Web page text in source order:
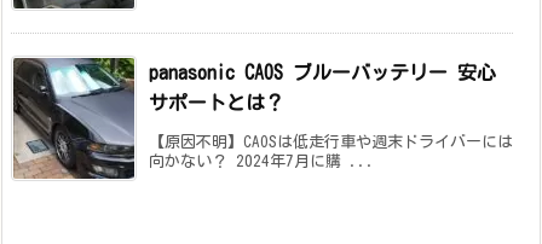
panasonic CAOS ブルーバッテリー 安心
サポートとは？
【原因不明】CAOSは低走行車や週末ドライバーには
向かない？ 2024年7月に購 ...